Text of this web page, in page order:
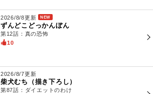
2026/8/8更新 NEW
ずんどこどっかんぼん
第12話：真の恐怖
10
2026/8/7更新
柴犬むち（描き下ろし）
第87話：ダイエットのわけ